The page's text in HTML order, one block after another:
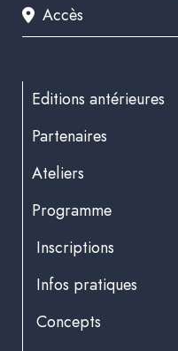
Accès
Editions antérieures
Partenaires
Ateliers
Programme
Inscriptions
Infos pratiques
Concepts